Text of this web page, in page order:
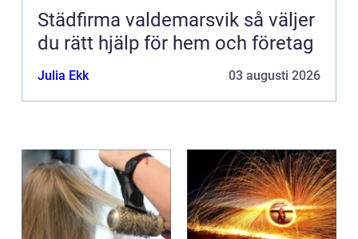
Städfirma valdemarsvik så väljer
du rätt hjälp för hem och företag
Julia Ekk 03 augusti 2026